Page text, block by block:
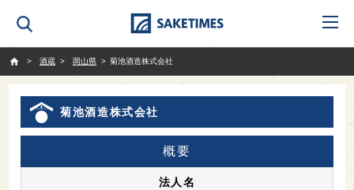
酒蔵
岡山県 菊池酒造株式会社
菊池酒造株式会社
概要
法人名